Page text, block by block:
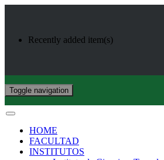
Recently added item(s)
Toggle navigation
HOME
FACULTAD
INSTITUTOS